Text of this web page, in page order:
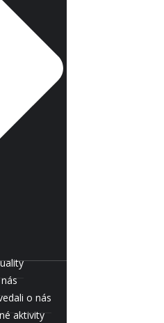
o nás
aktivity